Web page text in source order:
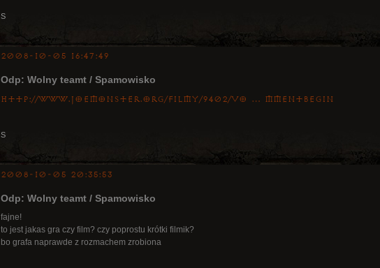
S
2008-10-05 16:47:49
Odp: Wolny teamt / Spamowisko
http://www.joemonster.org/filmy/9402/Vo … mmentBegin
S
2008-10-05 20:35:53
Odp: Wolny teamt / Spamowisko
fajne!
to jest jakas gra czy film? czy poprostu krótki filmik?
bo grafa naprawde z rozmachem zrobiona